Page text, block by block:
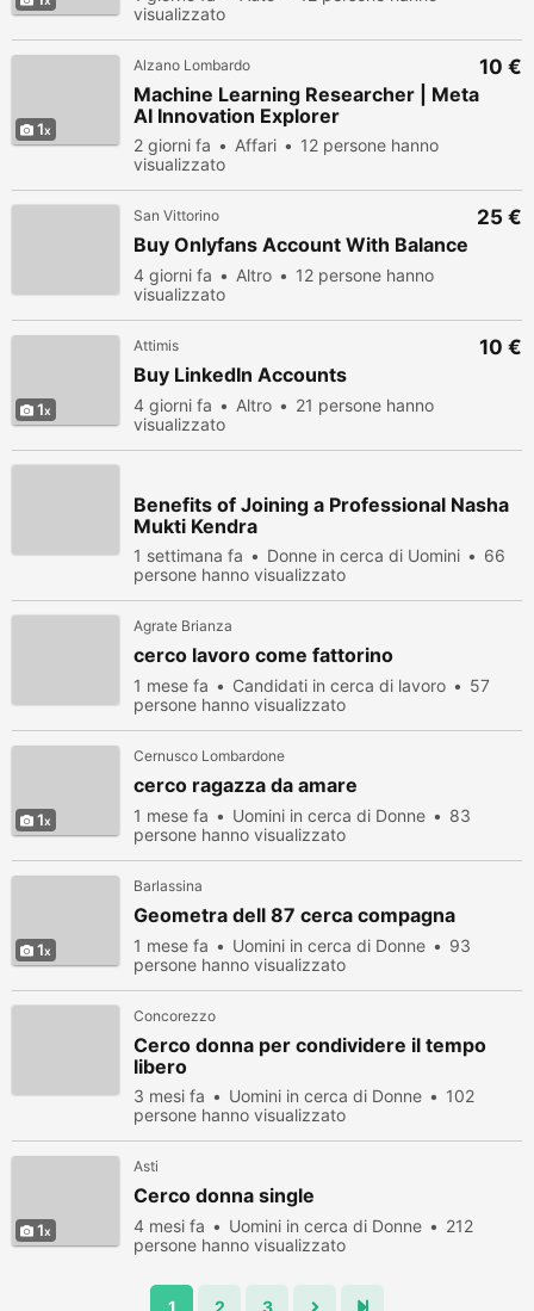
visualizzato
1
Alzano Lombardo
Machine Learning Researcher | Meta
AI Innovation Explorer
2 giorni fa Affari
12 persone hanno
visualizzato
10 €
San Vittorino
Buy Onlyfans Account With Balance
4 giorni fa Altro
12 persone hanno
visualizzato
25 €
1
Attimis
Buy LinkedIn Accounts
4 giorni fa Altro
21 persone hanno
visualizzato
10 €
Benefits of Joining a Professional Nasha
Mukti Kendra
1 settimana fa Donne in cerca di Uomini
66
persone hanno visualizzato
Agrate Brianza
cerco lavoro come fattorino
1 mese fa Candidati in cerca di lavoro
57
persone hanno visualizzato
1
Cernusco Lombardone
cerco ragazza da amare
1 mese fa Uomini in cerca di Donne
83
persone hanno visualizzato
1
Barlassina
Geometra dell 87 cerca compagna
1 mese fa Uomini in cerca di Donne
93
persone hanno visualizzato
Concorezzo
Cerco donna per condividere il tempo
libero
3 mesi fa Uomini in cerca di Donne
102
persone hanno visualizzato
1
Asti
Cerco donna single
4 mesi fa Uomini in cerca di Donne
212
persone hanno visualizzato
1 2 3